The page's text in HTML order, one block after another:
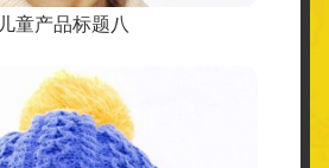
儿童产品标题八